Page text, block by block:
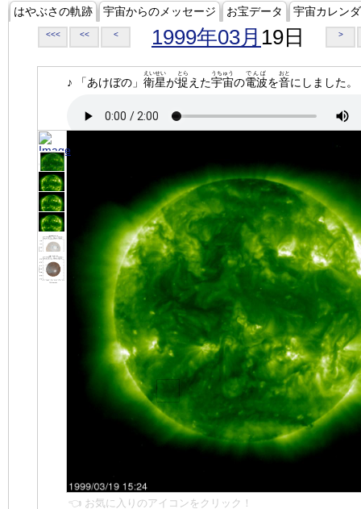
はやぶさの軌跡 宇宙からのメッセージ お宝データ 宇宙カレン
<<< << < 1999年03月 19日 >
♪ 「あけぼの」 衛星
えいせい
が捉
とら
えた宇宙
うちゅう
の電波
でんぱ
を音
おと
にしました。
👈 お気に入りのアイコンをクリック！